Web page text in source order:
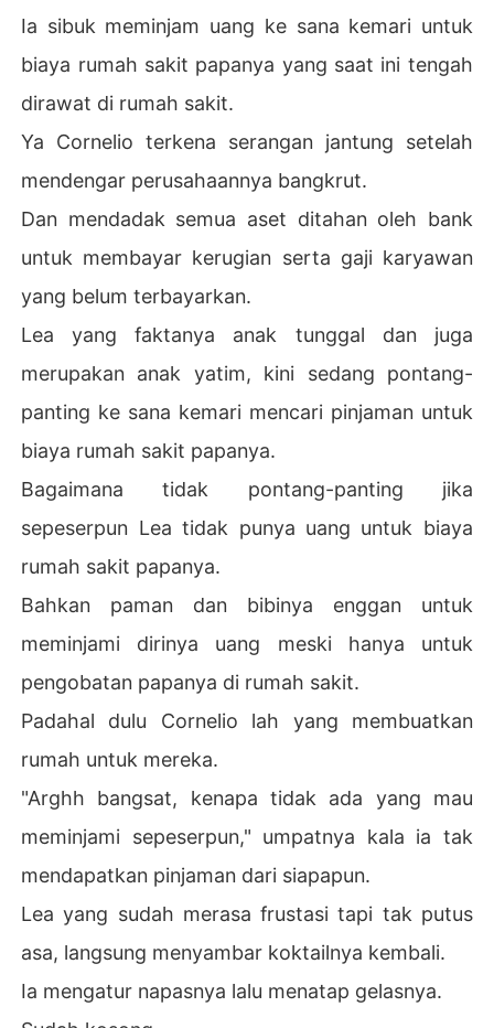
Ia sibuk meminjam uang ke sana kemari untuk
biaya rumah sakit papanya yang saat ini tengah
dirawat di rumah sakit.
Ya Cornelio terkena serangan jantung setelah
mendengar perusahaannya bangkrut.
Dan mendadak semua aset ditahan oleh bank
untuk membayar kerugian serta gaji karyawan
yang belum terbayarkan.
Lea yang faktanya anak tunggal dan juga
merupakan anak yatim, kini sedang pontang-
panting ke sana kemari mencari pinjaman untuk
biaya rumah sakit papanya.
Bagaimana tidak pontang-panting jika
sepeserpun Lea tidak punya uang untuk biaya
rumah sakit papanya.
Bahkan paman dan bibinya enggan untuk
meminjami dirinya uang meski hanya untuk
pengobatan papanya di rumah sakit.
Padahal dulu Cornelio lah yang membuatkan
rumah untuk mereka.
"Arghh bangsat, kenapa tidak ada yang mau
meminjami sepeserpun," umpatnya kala ia tak
mendapatkan pinjaman dari siapapun.
Lea yang sudah merasa frustasi tapi tak putus
asa, langsung menyambar koktailnya kembali.
Ia mengatur napasnya lalu menatap gelasnya.